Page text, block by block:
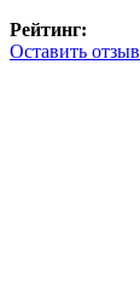
Рейтинг:
Оставить отзыв